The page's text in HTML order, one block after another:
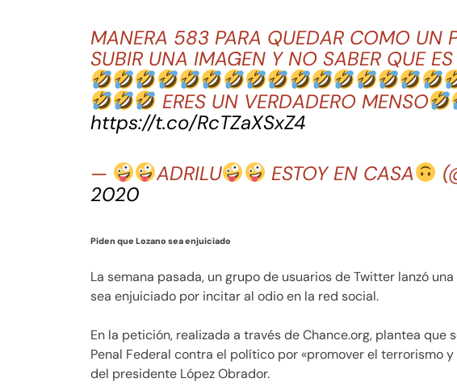
MANERA 583 PARA QUEDAR COMO UN
SUBIR UNA IMAGEN Y NO SABER QUE
ERES UN VERDADERO MENSO
https://t.co/RcTZaXSxZ4
— ADRILU ESTOY EN CASA
2020
Piden que Lozano sea enjuiciado
La semana pasada, un grupo de usuarios de Twitter lanzó
sea enjuiciado por incitar al odio en la red social.
En la petición, realizada a través de Chance.org, plantea
Penal Federal contra el político por «promover el terrorismo
del presidente López Obrador.